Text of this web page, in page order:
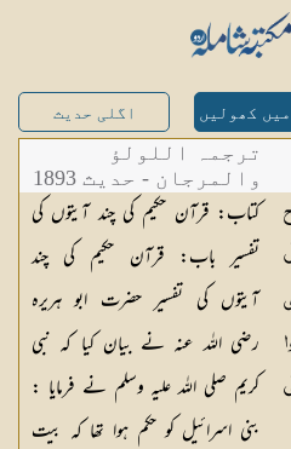
کھولیں اگلی حدیث
ترجمہ اللولؤ
والمرجان - حدیث 1893
کتاب: قرآن حکیم کی چند آیتوں کی
تفسیر باب: قرآن حکیم کی چند
آیتوں کی تفسیر حضرت ابو ہریرہ
رضی اللہ عنہ نے بیان کیا کہ نبی
کریم صلی اللہ علیہ وسلم نے فرمایا :
بنی اسرائیل کو حکم ہوا تھا کہ بیت